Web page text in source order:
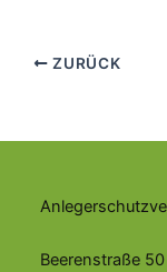
ZURÜCK
Beerenstraße 50